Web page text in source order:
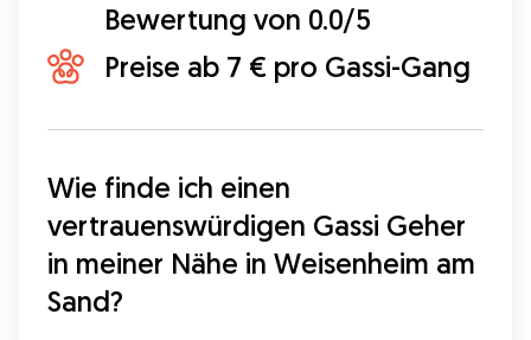
Bewertung von 0.0/5
Preise ab 7 € pro Gassi-Gang
Wie finde ich einen
vertrauenswürdigen Gassi Geher
in meiner Nähe in Weisenheim am
Sand?